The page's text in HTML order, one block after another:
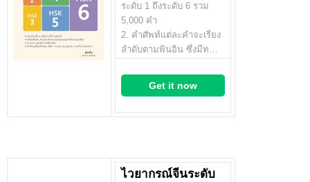
ระดับ 1 ถึงระดับ 6 รวม
5,000 คำ
2. คำศัพท์แต่ละคำจะเรียง
ลำดับตามพินอิน ซึ่งมีท…
Get it now
ไวยากรณ์จีนระดับ